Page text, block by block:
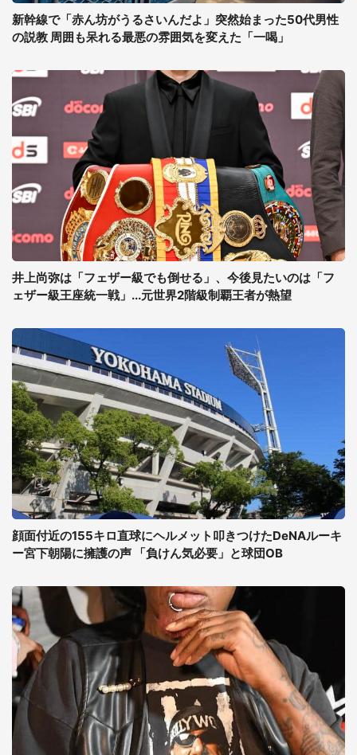
新幹線で「赤ん坊がうるさいんだよ」突然始まった50代男性
の説教 周囲も呆れる最悪の雰囲気を変えた「一喝」
井上尚弥は「フェザー級でも倒せる」、今後見たいのは「フ
ェザー級王座統一戦」...元世界2階級制覇王者が熱望
顔面付近の155キロ直球にヘルメット叩きつけたDeNAルーキ
ー宮下朝陽に擁護の声 「負けん気必要」と球団OB